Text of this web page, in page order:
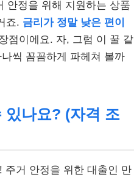
안정을 위해 지원하는 상품
죠. 금리가 정말 낮은 편이
점이에요. 자, 그럼 이 꿀 같
씩 꼼꼼하게 파헤쳐 볼까
있나요? (자격 조
주거 안정을 위한 대출인 만